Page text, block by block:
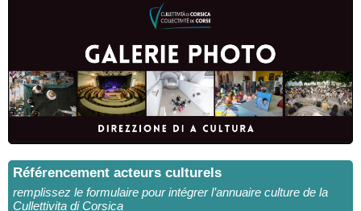
Référencement acteurs culturels
remplissez le formulaire pour intégrer l’annuaire culture de la
Cullettivita di Corsica